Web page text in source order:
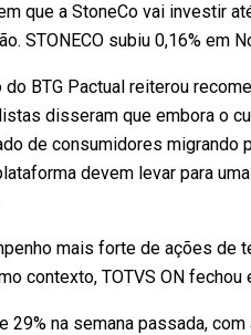
que a StoneCo vai investir
STONECO subiu 0,16% em
BTG Pactual reiterou
disseram que embora o
de consumidores migrando
devem levar para
mais forte de ações de
contexto, TOTVS ON fechou
na semana passada,